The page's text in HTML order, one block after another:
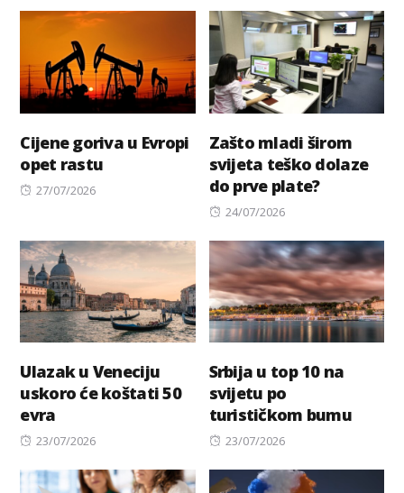
Cijene goriva u Evropi
opet rastu
Posted
27/07/2026
Zašto mladi širom
svijeta teško dolaze
do prve plate?
Posted
24/07/2026
Ulazak u Veneciju
uskoro će koštati 50
evra
Posted
23/07/2026
Srbija u top 10 na
svijetu po
turističkom bumu
Posted
23/07/2026